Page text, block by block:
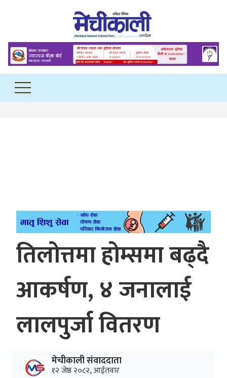
तिलोत्तमा होम्समा बढ्दै
आकर्षण, ४ जनालाई
लालपुर्जा वितरण
मेचीकाली संवाददाता
१२ जेष्ठ २०८२, आईतवार